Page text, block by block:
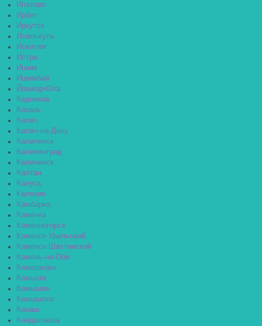
Ипатово
Ирбит
Иркутск
Исилькуль
Искитим
Истра
Ишим
Ишимбай
Йошкар-Ола
Кадников
Казань
Калач
Калач-на-Дону
Калачинск
Калининград
Калининск
Калтан
Калуга
Калязин
Камбарка
Каменка
Каменногорск
Каменск-Уральский
Каменск-Шахтинский
Камень-на-Оби
Камешково
Камызяк
Камышин
Камышлов
Канаш
Кандалакша